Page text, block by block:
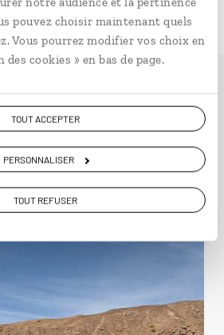
pouvez choisir maintenant quels
Vous pourrez modifier vos choix en
cookies » en bas de page.
TOUT ACCEPTER
PERSONNALISER
TOUT REFUSER
au